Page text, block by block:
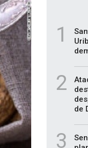
1
2
de
3